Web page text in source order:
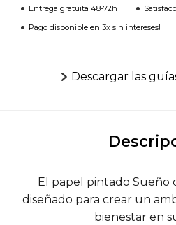
Entrega gratuita 48-72h
Pago disponible en 3x sin intereses!
Descargar las
El papel pintado Sueño
diseñado para crear un
bienestar en